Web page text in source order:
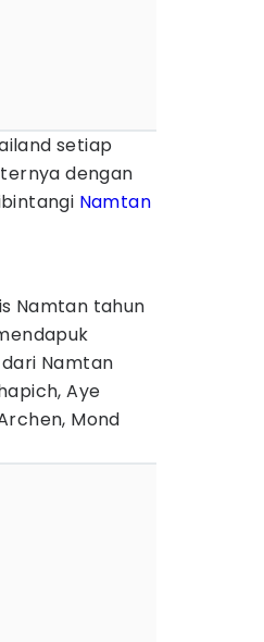
setiap
dengan
Namtan
Namtan tahun
Namtan
Aye
Mond